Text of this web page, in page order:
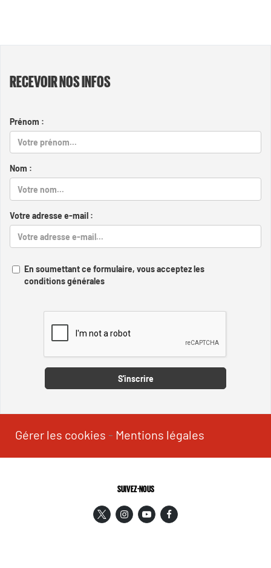
RECEVOIR NOS INFOS
Prénom :
Nom :
Votre adresse e-mail :
En soumettant ce formulaire, vous acceptez les
conditions générales
S'inscrire
Gérer les cookies - Mentions légales
SUIVEZ-NOUS